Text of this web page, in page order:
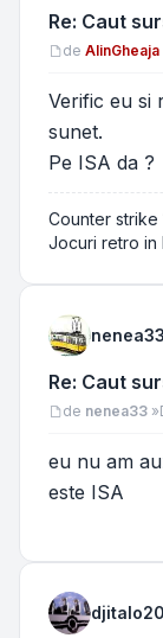
Re: Caut
Mesaj
de AlinGheaja
Verific eu si
sunet.
Pe ISA da ?
Counter strike
Jocuri retro in
nenea33
Re: Caut
Mesaj
de nenea33 »
eu nu am
este ISA